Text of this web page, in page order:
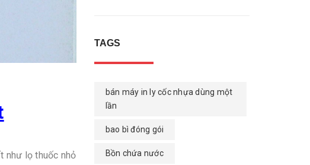
như lọ thuốc nhỏ
TAGS
bán máy in ly cốc nhựa dùng một
lần
bao bì đóng gói
Bồn chứa nước